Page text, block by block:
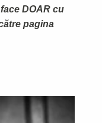
DOAR cu
pagina